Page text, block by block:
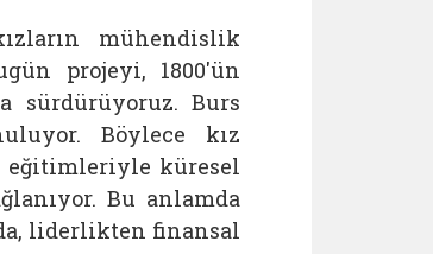
mühendislik
projeyi, 1800'ün
sürdürüyoruz. Burs
Böylece kız
eğitimleriyle küresel
Bu anlamda
liderlikten finansal